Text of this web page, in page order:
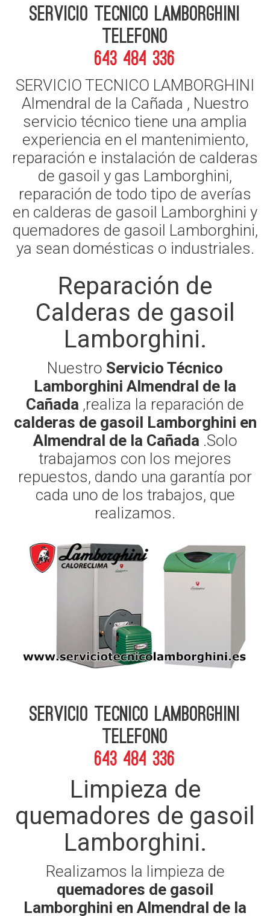
Servicio Tecnico Lamborghini
telefono
643 484 336
SERVICIO TECNICO LAMBORGHINI
Almendral de la Cañada , Nuestro
servicio técnico tiene una amplia
experiencia en el mantenimiento,
reparación e instalación de calderas
de gasoil y gas Lamborghini,
reparación de todo tipo de averías
en calderas de gasoil Lamborghini y
quemadores de gasoil Lamborghini,
ya sean domésticas o industriales.
Reparación de
Calderas de gasoil
Lamborghini.
Nuestro Servicio Técnico
Lamborghini Almendral de la
Cañada ,realiza la reparación de
calderas de gasoil Lamborghini en
Almendral de la Cañada .Solo
trabajamos con los mejores
repuestos, dando una garantía por
cada uno de los trabajos, que
realizamos.
Servicio Tecnico Lamborghini
telefono
643 484 336
Limpieza de
quemadores de gasoil
Lamborghini.
Realizamos la limpieza de
quemadores de gasoil
Lamborghini en Almendral de la